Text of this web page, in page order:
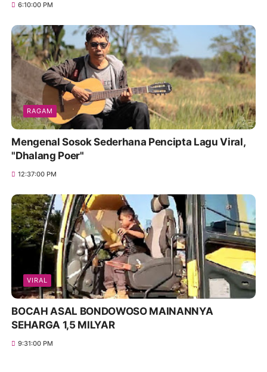
6:10:00 PM
RAGAM
Mengenal Sosok Sederhana Pencipta Lagu Viral,
"Dhalang Poer"
12:37:00 PM
VIRAL
BOCAH ASAL BONDOWOSO MAINANNYA
SEHARGA 1,5 MILYAR
9:31:00 PM